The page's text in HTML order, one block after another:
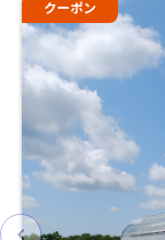
クーポン